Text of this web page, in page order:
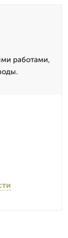
работами,